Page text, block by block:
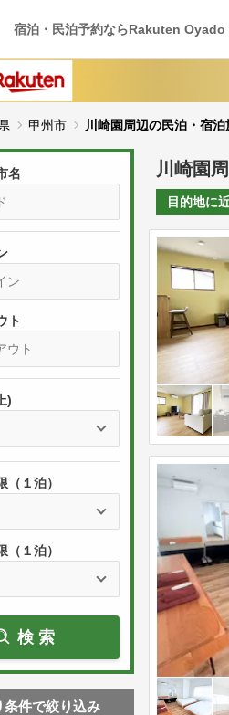
宿泊・民泊予約ならRakuten Oyado
甲州市 川崎園周辺の民泊・宿
名
)
（１泊）
（１泊）
検索
条件で絞り込み
川崎園
目的地に